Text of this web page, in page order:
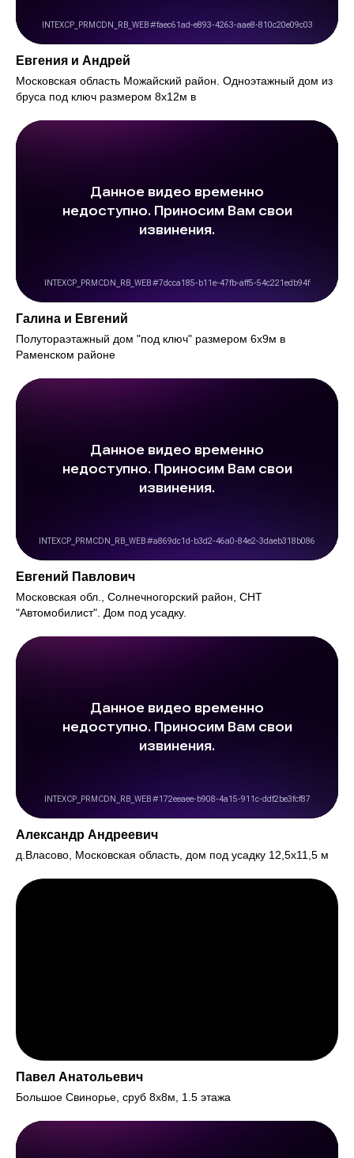
Евгения и Андрей
Московская область Можайский район. Одноэтажный дом из
бруса под ключ размером 8х12м в
Галина и Евгений
Полутораэтажный дом "под ключ" размером 6х9м в
Раменском районе
Евгений Павлович
Московская обл., Солнечногорский район, СНТ
"Автомобилист". Дом под усадку.
Александр Андреевич
д.Власово, Московская область, дом под усадку 12,5х11,5 м
Павел Анатольевич
Большое Свинорье, сруб 8х8м, 1.5 этажа